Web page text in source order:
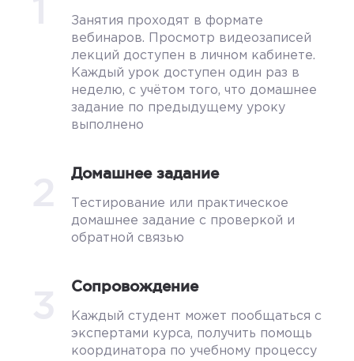
Занятия проходят в формате
вебинаров. Просмотр видеозаписей
лекций доступен в личном кабинете.
Каждый урок доступен один раз в
неделю, с учётом того, что домашнее
задание по предыдущему уроку
выполнено
Домашнее задание
Тестирование или практическое
домашнее задание с проверкой и
обратной связью
Сопровождение
Каждый студент может пообщаться с
экспертами курса, получить помощь
координатора по учебному процессу